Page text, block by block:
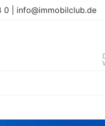
| info@immobilclub.de